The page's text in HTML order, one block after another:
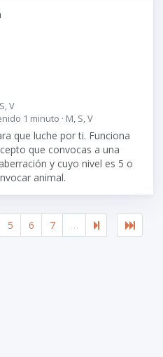
V
1 minuto · M, S, V
que luche por ti. Funciona
que convocas a una
y cuyo nivel es 5 o
animal.
5 6 7 …